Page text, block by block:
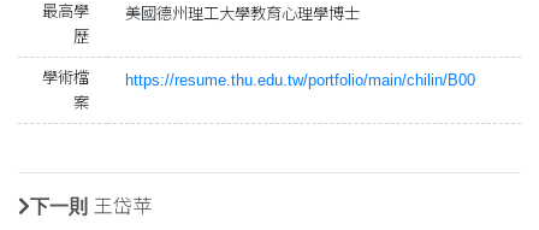
最高學
歷
美國德州理工大學教育心理學博士
學術檔
案
https://resume.thu.edu.tw/portfolio/main/chilin/B00
下一則 王岱苹